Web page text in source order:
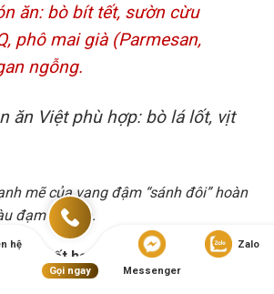
ăn: bò bít tết, sườn cừu
phô mai già (Parmesan,
ngỗng.
ăn Việt phù hợp: bò lá lốt, vịt
mẽ của vang đậm “sánh đôi” hoàn
đạm và béo.
khi kết hợp
hệ
Gọi ngay Messenger
Zalo